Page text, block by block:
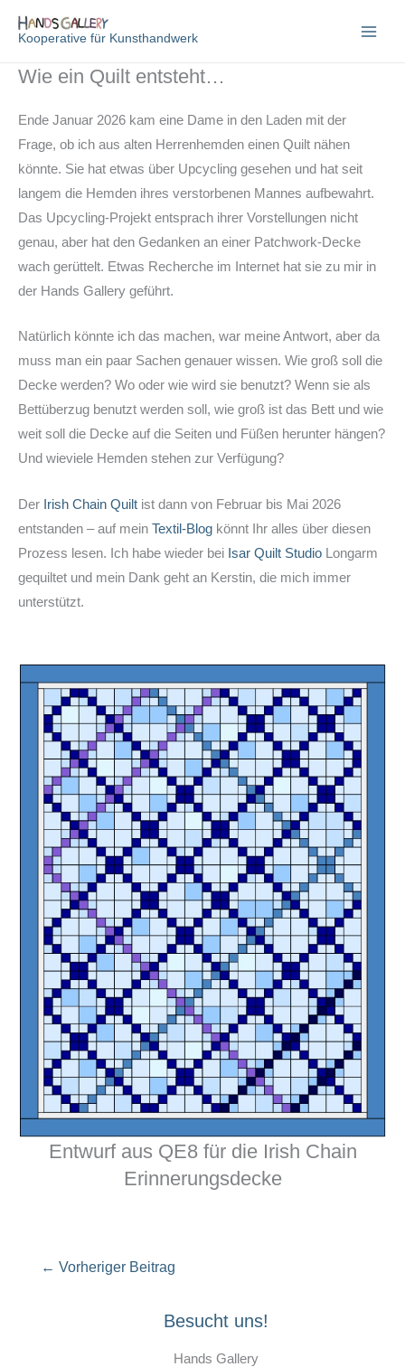
InhaltKooperative für Kunsthandwerk
Wie ein Quilt entsteht…
Ende Januar 2026 kam eine Dame in den Laden mit der
Frage, ob ich aus alten Herrenhemden einen Quilt nähen
könnte. Sie hat etwas über Upcycling gesehen und hat seit
langem die Hemden ihres verstorbenen Mannes aufbewahrt.
Das Upcycling-Projekt entsprach ihrer Vorstellungen nicht
genau, aber hat den Gedanken an einer Patchwork-Decke
wach gerüttelt. Etwas Recherche im Internet hat sie zu mir in
der Hands Gallery geführt.
Natürlich könnte ich das machen, war meine Antwort, aber da
muss man ein paar Sachen genauer wissen. Wie groß soll die
Decke werden? Wo oder wie wird sie benutzt? Wenn sie als
Bettüberzug benutzt werden soll, wie groß ist das Bett und wie
weit soll die Decke auf die Seiten und Füßen herunter hängen?
Und wieviele Hemden stehen zur Verfügung?
Der Irish Chain Quilt ist dann von Februar bis Mai 2026
entstanden – auf mein Textil-Blog könnt Ihr alles über diesen
Prozess lesen. Ich habe wieder bei Isar Quilt Studio Longarm
gequiltet und mein Dank geht an Kerstin, die mich immer
unterstützt.
Entwurf aus QE8 für die Irish Chain
Erinnerungsdecke
← Vorheriger Beitrag
Besucht uns!
Hands Gallery